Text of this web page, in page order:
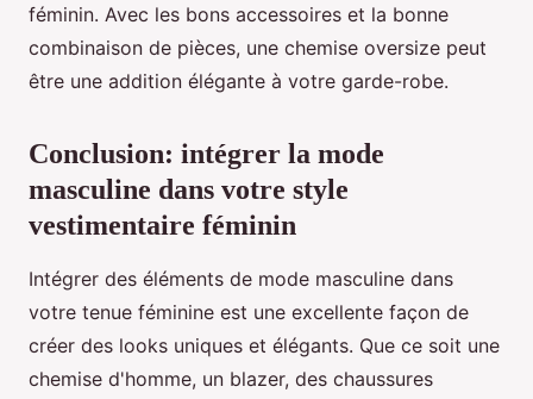
féminin. Avec les bons accessoires et la bonne
combinaison de pièces, une chemise oversize peut
être une addition élégante à votre garde-robe.
Conclusion: intégrer la mode
masculine dans votre style
vestimentaire féminin
Intégrer des éléments de mode masculine dans
votre tenue féminine est une excellente façon de
créer des looks uniques et élégants. Que ce soit une
chemise d'homme, un blazer, des chaussures